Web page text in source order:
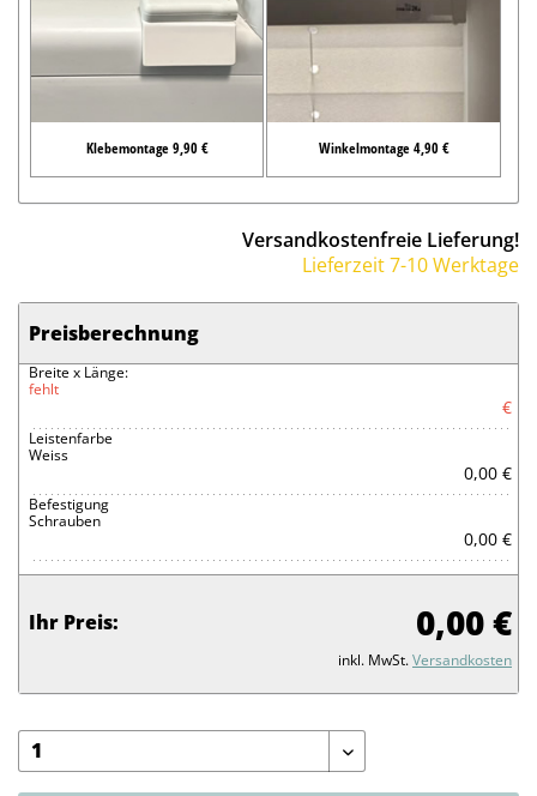
Klebemontage 9,90 € Winkelmontage 4,90 €
Versandkostenfreie Lieferung!
Lieferzeit 7-10 Werktage
Preisberechnung
Breite x Länge:
fehlt
€
Leistenfarbe
Weiss
0,00 €
Befestigung
Schrauben
0,00 €
Ihr Preis: 0,00 €
inkl. MwSt.Versandkosten